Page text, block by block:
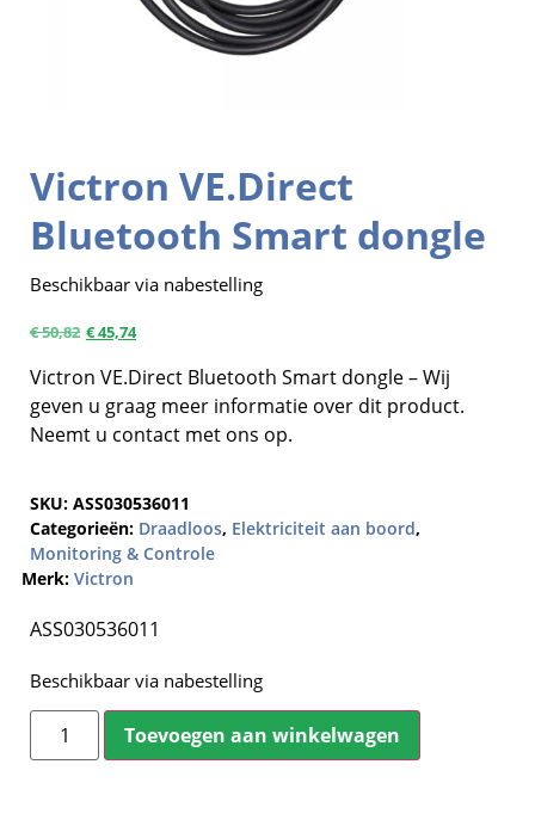
Victron VE.Direct
Bluetooth Smart dongle
Beschikbaar via nabestelling
€50,82 €45,74
Victron VE.Direct Bluetooth Smart dongle – Wij
geven u graag meer informatie over dit product.
Neemt u contact met ons op.
SKU: ASS030536011
Categorieën: Draadloos, Elektriciteit aan boord,
Monitoring & Controle
Merk: Victron
ASS030536011
Beschikbaar via nabestelling
Toevoegen aan winkelwagen